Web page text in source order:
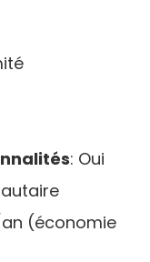
: Oui
an (économie